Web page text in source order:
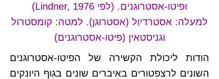
ופיטו-אסטרוגנים. (לפי Lindner, 1976)
למעלה: אסטרדיול (אסטרוגן). למטה: קומסטרול
וגניסטאין (פיטו-אסטרוגנים)
הודות ליכולת הקשירה של הפיטו-אסטרוגנים
השונים לרצפטורים באיברים שונים בגוף היונקים